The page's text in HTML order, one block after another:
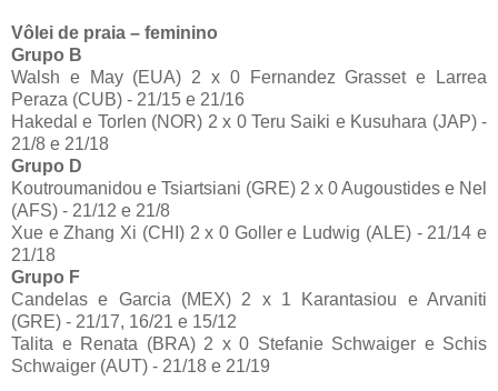
Vôlei de praia – feminino
Grupo B
Walsh e May (EUA) 2 x 0 Fernandez Grasset e Larrea
Peraza (CUB) - 21/15 e 21/16
Hakedal e Torlen (NOR) 2 x 0 Teru Saiki e Kusuhara (JAP) -
21/8 e 21/18
Grupo D
Koutroumanidou e Tsiartsiani (GRE) 2 x 0 Augoustides e Nel
(AFS) - 21/12 e 21/8
Xue e Zhang Xi (CHI) 2 x 0 Goller e Ludwig (ALE) - 21/14 e
21/18
Grupo F
Candelas e Garcia (MEX) 2 x 1 Karantasiou e Arvaniti
(GRE) - 21/17, 16/21 e 15/12
Talita e Renata (BRA) 2 x 0 Stefanie Schwaiger e Schis
Schwaiger (AUT) - 21/18 e 21/19